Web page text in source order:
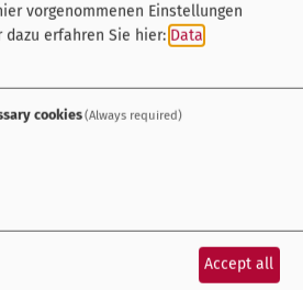
vorgenommenen Einstellungen
dazu erfahren Sie hier: Data
cookies(Always required)
Accept all